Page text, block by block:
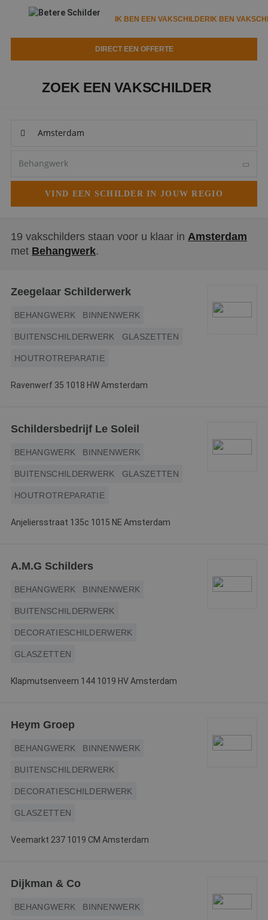
IK BEN EEN VAKSCHILDERIK BEN
DIRECT EEN OFFERTE
Verfspuitbedrijf?
Zoeken naar een schilder
Garantie
Service
Waarom de betere schilder?
Binnenschilderwerk
Veelgestelde vragen
Magazines
ZOEK EEN VAKSCHILDER
19 vakschilders staan voor u klaar in Amsterdam
met Behangwerk.
Zeegelaar Schilderwerk
BEHANGWERK BINNENWERK
BUITENSCHILDERWERK GLASZETTEN
HOUTROTREPARATIE
Ravenwerf 35 1018 HW Amsterdam
Schildersbedrijf Le Soleil
BEHANGWERK BINNENWERK
BUITENSCHILDERWERK GLASZETTEN
HOUTROTREPARATIE
Anjeliersstraat 135c 1015 NE Amsterdam
A.M.G Schilders
BEHANGWERK BINNENWERK
BUITENSCHILDERWERK
DECORATIESCHILDERWERK
GLASZETTEN
Klapmutsenveem 144 1019 HV Amsterdam
Heym Groep
BEHANGWERK BINNENWERK
BUITENSCHILDERWERK
DECORATIESCHILDERWERK
GLASZETTEN
Veemarkt 237 1019 CM Amsterdam
Dijkman & Co
BEHANGWERK BINNENWERK